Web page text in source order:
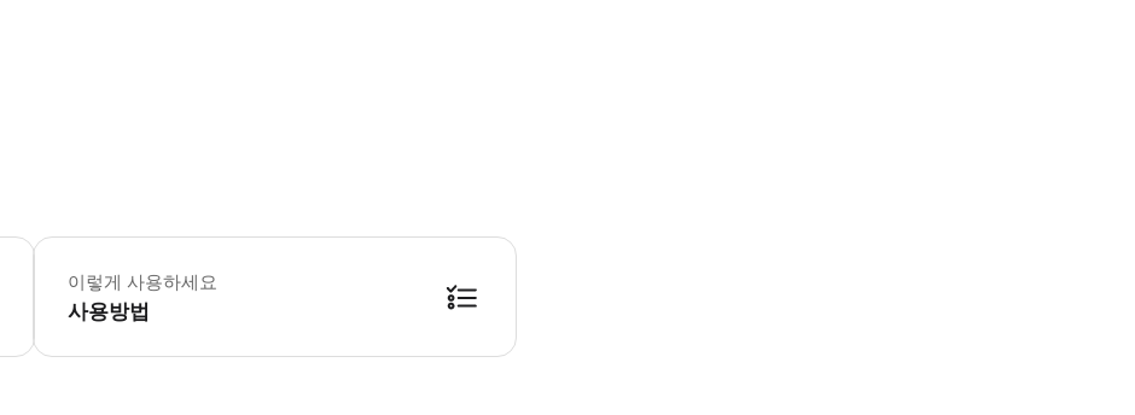
[포함사항] · 호텔 왕복 픽업&드롭 서비스(옵션별 상이) · 다이빙 장비 · 전문 다이빙 인스트럭터 · 간단한 점심 식사 · 업체 제공 보험 [불포함사항] · 포함
이렇게 사용하세요
사용방법